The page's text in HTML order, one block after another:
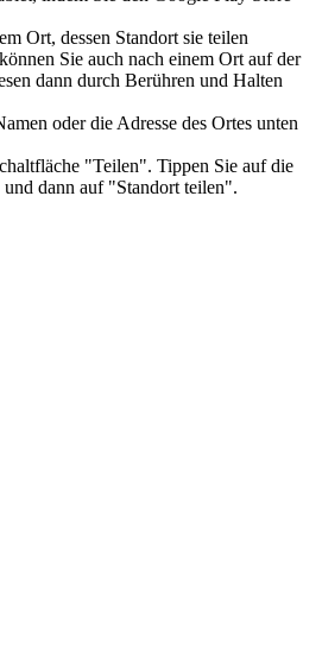
Ort, dessen Standort sie teilen
Sie auch nach einem Ort auf der
dann durch Berühren und Halten
oder die Adresse des Ortes unten
"Teilen". Tippen Sie auf die
dann auf "Standort teilen".